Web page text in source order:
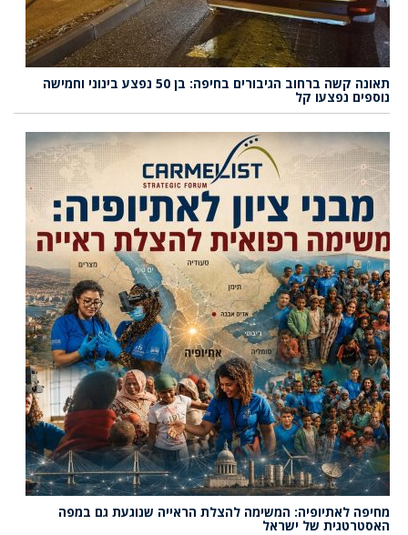
תאונה קשה ברחוב הגיבורים בחיפה: בן 50 נפצע בינוני וחמישה
נוספים נפצעו קל
מחיפה לאתיופיה: המשימה להצלת הראייה שנוגעת גם במפה
האסטרטגית של ישראל